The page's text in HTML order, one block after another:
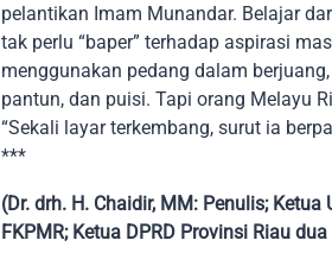
pelantikan Imam Munandar. Belajar
tak perlu “baper” terhadap aspirasi
menggunakan pedang dalam
pantun, dan puisi. Tapi orang Melayu
“Sekali layar terkembang, surut ia
***
(Dr. drh. H. Chaidir, MM: Penulis;
FKPMR; Ketua DPRD Provinsi Riau